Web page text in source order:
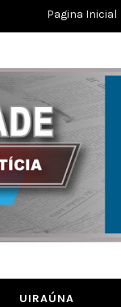
Pagina Inicial
UIRAÚNA